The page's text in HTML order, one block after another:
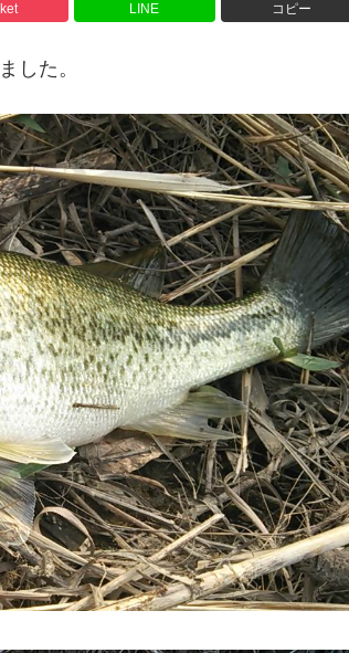
LINE コピー
した。